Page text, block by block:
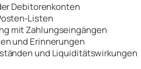
Debitorenkonten
mit Zahlungseingängen
und Erinnerungen
und Liquiditätswirkungen